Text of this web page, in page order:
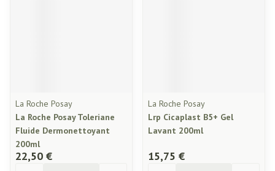
La Roche Posay
La Roche Posay Toleriane
Fluide Dermonettoyant
200ml
22,50 €
La Roche Posay
Lrp Cicaplast B5+ Gel
Lavant 200ml
15,75 €